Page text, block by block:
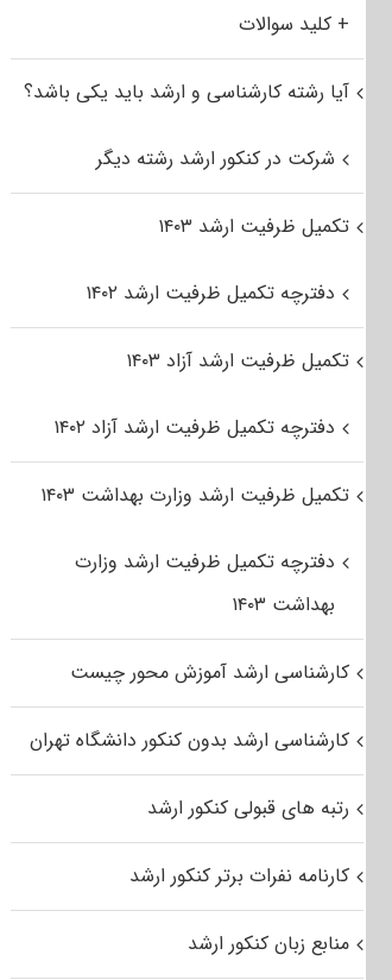
+ کلید سوالات
آیا رشته کارشناسی و ارشد باید یکی باشد؟
شرکت در کنکور ارشد رشته دیگر
تکمیل ظرفیت ارشد ۱۴۰۳
دفترچه تکمیل ظرفیت ارشد ۱۴۰۲
تکمیل ظرفیت ارشد آزاد ۱۴۰۳
دفترچه تکمیل ظرفیت ارشد آزاد ۱۴۰۲
تکمیل ظرفیت ارشد وزارت بهداشت ۱۴۰۳
دفترچه تکمیل ظرفیت ارشد وزارت
بهداشت ۱۴۰۳
کارشناسی ارشد آموزش محور چیست
کارشناسی ارشد بدون کنکور دانشگاه تهران
رتبه های قبولی کنکور ارشد
کارنامه نفرات برتر کنکور ارشد
منابع زبان کنکور ارشد